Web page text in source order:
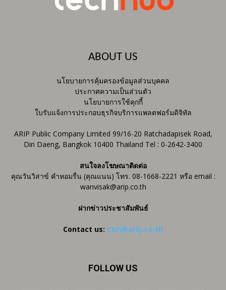
ABOUT US
นโยบายการคุ้มครองข้อมูลส่วนบุคคล
ประกาศความเป็นส่วนตัว
นโยบายการใช้คุกกี้
ใบรับแจ้งการประกอบธุรกิจบริการแพลตฟอร์มดิจิทัล
ARIP Public Company Limited 99/16-20 Ratchadapisek Road,
Din Daeng, Bangkok 10400 Thailand Tel : 0-2642-3400
สนใจลงโฆษณาติดต่อ
คุณวันวิสาข์ คำหอมรื่น (คุณแนน) โทร. 08-1668-2221 หรือ email :
wanvisak@arip.co.th
ฝากข่าวประชาสัมพันธ์
Contact us: ctm@arip.co.th
FOLLOW US